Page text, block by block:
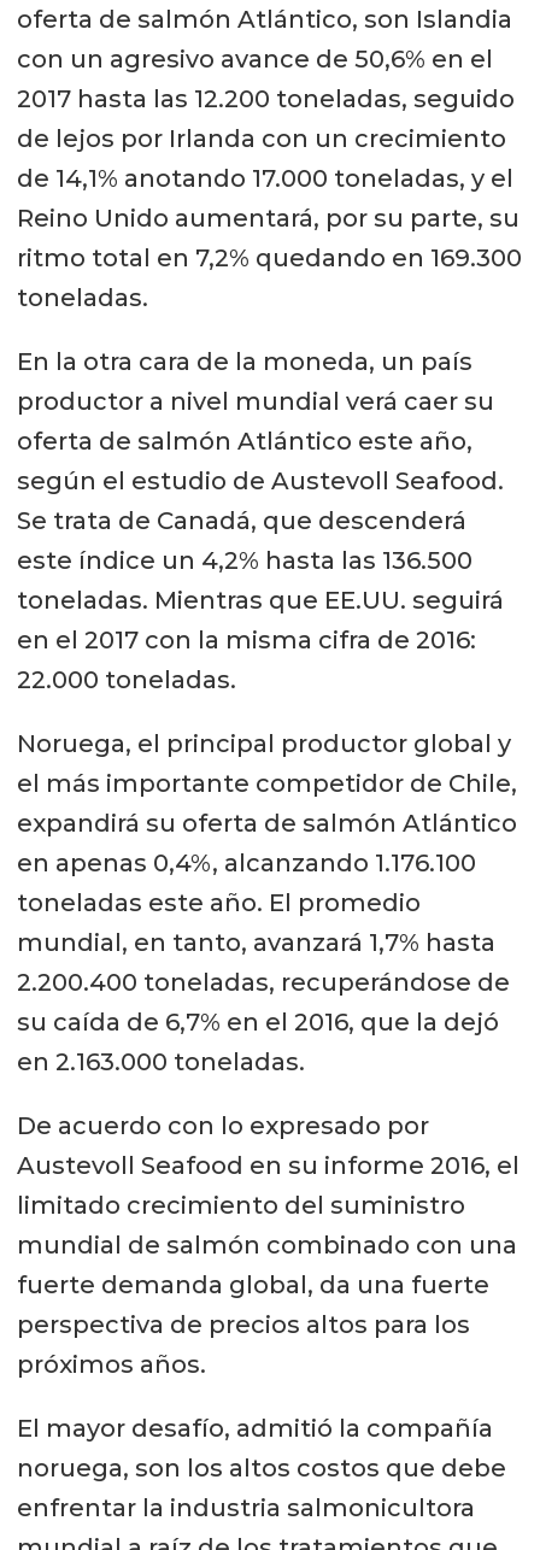
oferta de salmón Atlántico, son Islandia
con un agresivo avance de 50,6% en el
2017 hasta las 12.200 toneladas, seguido
de lejos por Irlanda con un crecimiento
de 14,1% anotando 17.000 toneladas, y el
Reino Unido aumentará, por su parte, su
ritmo total en 7,2% quedando en 169.300
toneladas.
En la otra cara de la moneda, un país
productor a nivel mundial verá caer su
oferta de salmón Atlántico este año,
según el estudio de Austevoll Seafood.
Se trata de Canadá, que descenderá
este índice un 4,2% hasta las 136.500
toneladas. Mientras que EE.UU. seguirá
en el 2017 con la misma cifra de 2016:
22.000 toneladas.
Noruega, el principal productor global y
el más importante competidor de Chile,
expandirá su oferta de salmón Atlántico
en apenas 0,4%, alcanzando 1.176.100
toneladas este año. El promedio
mundial, en tanto, avanzará 1,7% hasta
2.200.400 toneladas, recuperándose de
su caída de 6,7% en el 2016, que la dejó
en 2.163.000 toneladas.
De acuerdo con lo expresado por
Austevoll Seafood en su informe 2016, el
limitado crecimiento del suministro
mundial de salmón combinado con una
fuerte demanda global, da una fuerte
perspectiva de precios altos para los
próximos años.
El mayor desafío, admitió la compañía
noruega, son los altos costos que debe
enfrentar la industria salmonicultora